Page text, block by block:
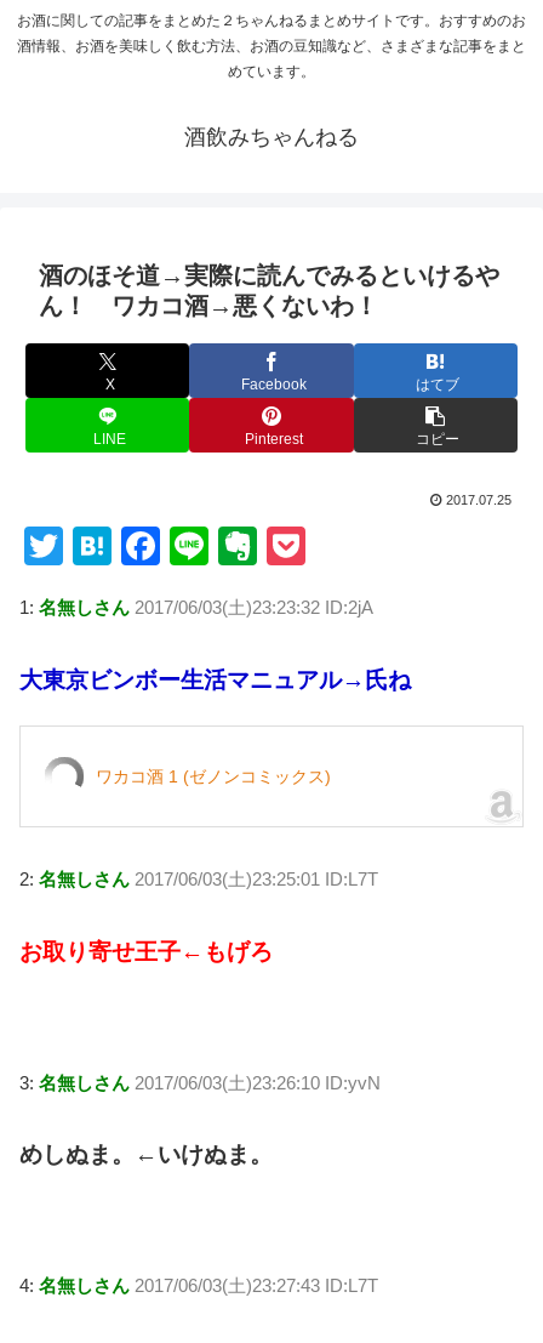
お酒に関しての記事をまとめた２ちゃんねるまとめサイトです。おすすめのお
酒情報、お酒を美味しく飲む方法、お酒の豆知識など、さまざまな記事をまと
めています。
酒飲みちゃんねる
酒のほそ道→実際に読んでみるといけるや
ん！ ワカコ酒→悪くないわ！
X Facebook はてブ
LINE Pinterest コピー
2017.07.25
T
tt
er
H
e
n
a
F
c
o
o
k
Li
e
E
er
n
ot
e
ck
et
1: 名無しさん 2017/06/03(土)23:23:32 ID:2jA
大東京ビンボー生活マニュアル→氏ね
ワカコ酒 1 (ゼノンコミックス)
2: 名無しさん 2017/06/03(土)23:25:01 ID:L7T
お取り寄せ王子←もげろ
3: 名無しさん 2017/06/03(土)23:26:10 ID:yvN
めしぬま。←いけぬま。
4: 名無しさん 2017/06/03(土)23:27:43 ID:L7T